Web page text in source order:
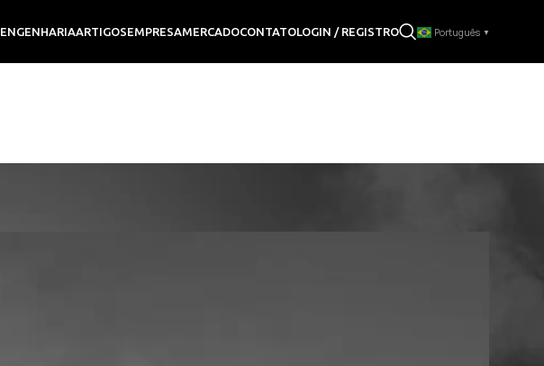
ENGENHARIAARTIGOSEMPRESAMERCADOCONTATOLOGIN / REGISTRO Português ▼